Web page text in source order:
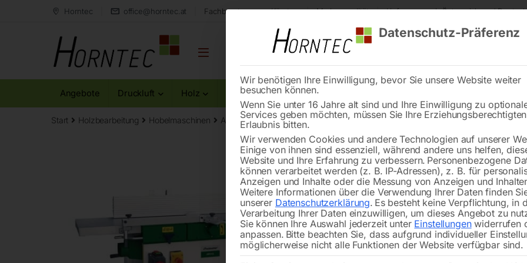
Horntec office@horntec.at Fachberatung aus Kärnten Markenqualität Lieferung nach Österreich und
Angebote Druckluft Holz Metall Reinigung
Start Holzbearbeitung Hobelmaschinen Abricht-Dickenhobel ADH 32
🔍
Zum Abrichten von
Datenschutz-Präferenz
Wir benötigen Ihre Einwilligung, bevor Sie unsere Website weiter
besuchen können.
Wenn Sie unter 16 Jahre alt sind und Ihre Einwilligung zu
Services geben möchten, müssen Sie Ihre
Erlaubnis bitten.
Wir verwenden Cookies und andere Technologien auf unserer
Einige von ihnen sind essenziell, während andere uns helfen,
Website und Ihre Erfahrung zu verbessern. Personenbezogene
können verarbeitet werden (z. B. IP-Adressen), z. B. für
Anzeigen und Inhalte oder die Messung von Anzeigen und
Weitere Informationen über die Verwendung Ihrer Daten finden
unserer Datenschutzerklärung. Es besteht keine Verpflichtung, in
Verarbeitung Ihrer Daten einzuwilligen, um dieses Angebot zu
Sie können Ihre Auswahl jederzeit unter Einstellungenwiderrufen
anpassen. Bitte beachten Sie, dass aufgrund individueller
möglicherweise nicht alle Funktionen der Website verfügbar sind.